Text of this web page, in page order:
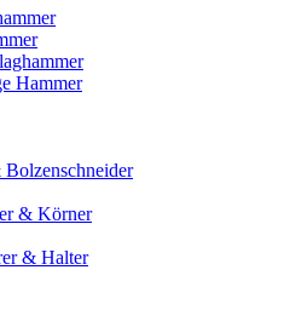
Hammer
& Körner
& Halter